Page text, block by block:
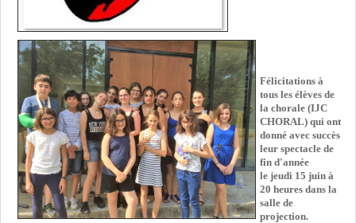
Félicitations à
tous les élèves de
la chorale (IJC
CHORAL) qui ont
donné avec succès
leur spectacle de
fin d'année
le jeudi 15 juin à
20 heures dans la
salle de
projection.